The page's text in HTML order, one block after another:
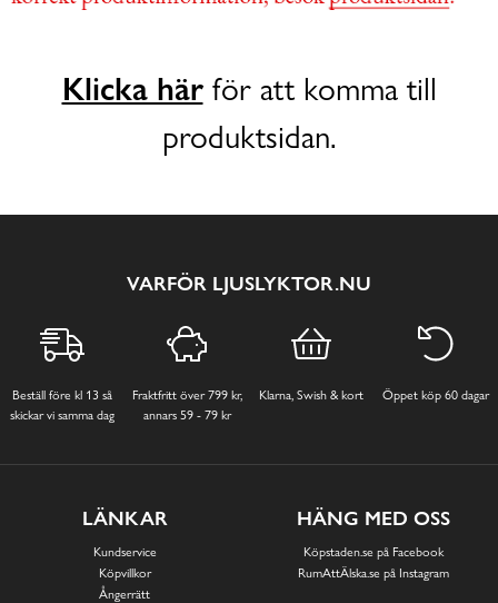
Klicka härför att komma till
produktsidan.
VARFÖR LJUSLYKTOR.NU
Beställ före kl 13 så
skickar vi samma dag
Fraktfritt över 799 kr,
annars 59 - 79 kr
Klarna, Swish & kort Öppet köp 60 dagar
LÄNKAR
Kundservice
Köpvillkor
Ångerrätt
HÄNG MED OSS
Köpstaden.se på Facebook
RumAttÄlska.se på Instagram